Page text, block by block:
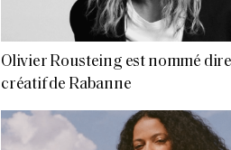
Olivier Rousteing est nommé
créatif de Rabanne